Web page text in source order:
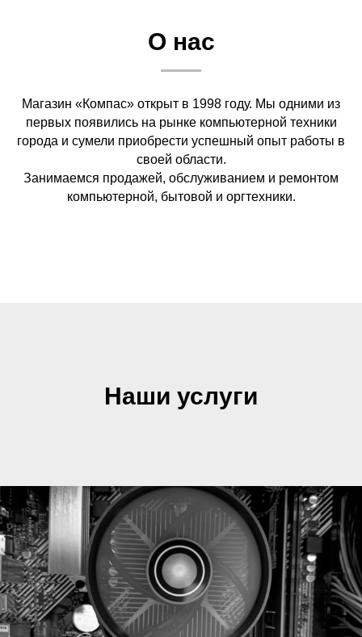
О нас
Магазин «Компас» открыт в 1998 году. Мы одними из
первых появились на рынке компьютерной техники
города и сумели приобрести успешный опыт работы в
своей области.
Занимаемся продажей, обслуживанием и ремонтом
компьютерной, бытовой и оргтехники.
Наши услуги